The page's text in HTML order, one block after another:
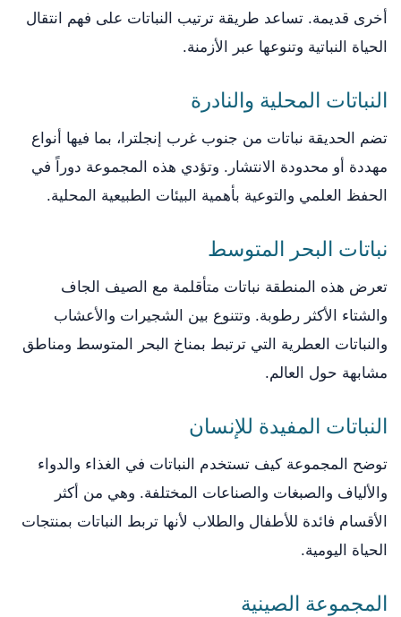
أخرى قديمة. تساعد طريقة ترتيب النباتات على فهم انتقال
الحياة النباتية وتنوعها عبر الأزمنة.
النباتات المحلية والنادرة
تضم الحديقة نباتات من جنوب غرب إنجلترا، بما فيها أنواع
مهددة أو محدودة الانتشار. وتؤدي هذه المجموعة دوراً في
الحفظ العلمي والتوعية بأهمية البيئات الطبيعية المحلية.
نباتات البحر المتوسط
تعرض هذه المنطقة نباتات متأقلمة مع الصيف الجاف
والشتاء الأكثر رطوبة. وتتنوع بين الشجيرات والأعشاب
والنباتات العطرية التي ترتبط بمناخ البحر المتوسط ومناطق
مشابهة حول العالم.
النباتات المفيدة للإنسان
توضح المجموعة كيف تستخدم النباتات في الغذاء والدواء
والألياف والصبغات والصناعات المختلفة. وهي من أكثر
الأقسام فائدة للأطفال والطلاب لأنها تربط النباتات بمنتجات
الحياة اليومية.
المجموعة الصينية